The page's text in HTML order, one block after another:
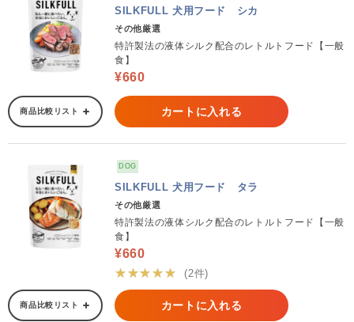
SILKFULL 犬用フード シカ
その他厳選
特許製法の液体シルク配合のレトルトフード【一般
食】
¥660
商品比較リスト カートに入れる
DOG
SILKFULL 犬用フード タラ
その他厳選
特許製法の液体シルク配合のレトルトフード【一般
食】
¥660
★★★★★
(2件)
商品比較リスト カートに入れる